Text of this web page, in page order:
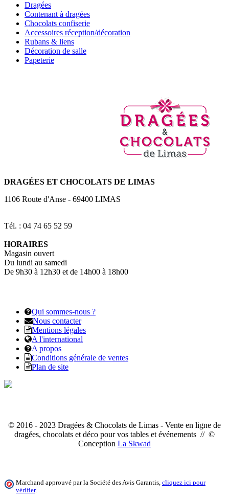
Dragées
Contenant à dragées
Chocolats confiserie
Accessoires réception/décoration
Rubans & liens
Décoration de salle
Papeterie
DRAGÉES ET CHOCOLATS DE LIMAS
1106 Route d'Anse - 69400 LIMAS
Tél. : 04 74 65 52 59
HORAIRES
Magasin ouvert
Du lundi au samedi
De 9h30 à 12h30 et de 14h00 à 18h00
Qui sommes-nous ?
Nous contacter
Mentions légales
A l'international
A propos
Conditions générale de ventes
Plan de site
© 2016 - 2023 Dragées & Chocolats de Limas - Vente en ligne de
dragées, chocolats et déco pour vos tables et événements // ©
Conception La Skwad
Marchand approuvé par la Société des Avis Garantis, cliquez ici pour
vérifier.